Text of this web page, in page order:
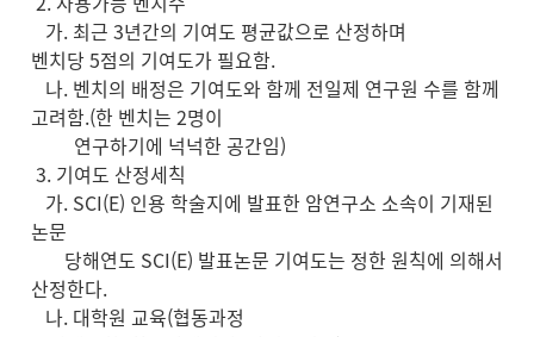
가. 최근 3년간의 기여도 평균값으로 산정하며
벤치당 5점의 기여도가 필요함.
나. 벤치의 배정은 기여도와 함께 전일제 연구원 수를 함께
고려함.(한 벤치는 2명이
연구하기에 넉넉한 공간임)
3. 기여도 산정세칙
가. SCI(E) 인용 학술지에 발표한 암연구소 소속이 기재된
논문
당해연도 SCI(E) 발표논문 기여도는 정한 원칙에 의해서
산정한다.
나. 대학원 교육(협동과정